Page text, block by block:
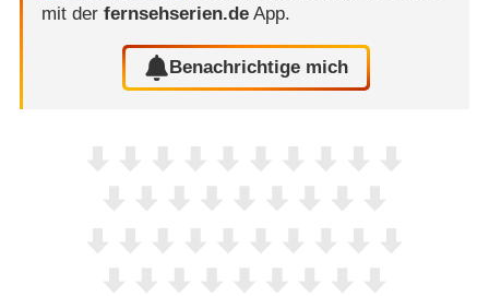
mit der fernsehserien.deApp.
Benachrichtige mich